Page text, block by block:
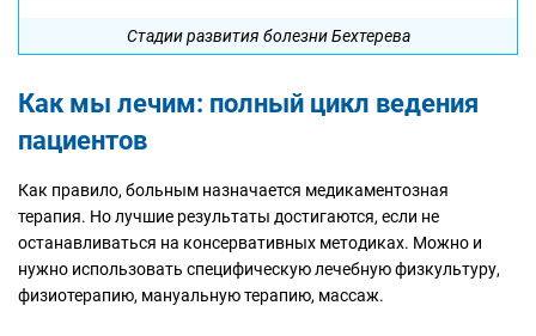
Стадии развития болезни Бехтерева
Как мы лечим: полный цикл ведения
пациентов
Как правило, больным назначается медикаментозная
терапия. Но лучшие результаты достигаются, если не
останавливаться на консервативных методиках. Можно и
нужно использовать специфическую лечебную физкультуру,
физиотерапию, мануальную терапию, массаж.